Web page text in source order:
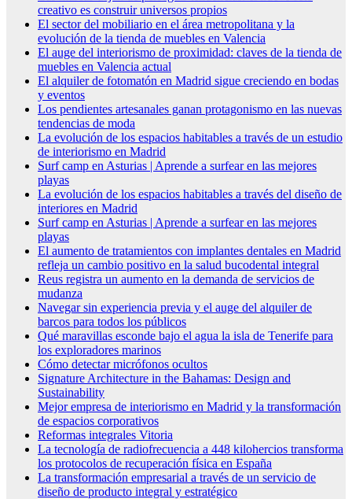
creativo es construir universos propios
El sector del mobiliario en el área metropolitana y la
evolución de la tienda de muebles en Valencia
El auge del interiorismo de proximidad: claves de la tienda de
muebles en Valencia actual
El alquiler de fotomatón en Madrid sigue creciendo en bodas
y eventos
Los pendientes artesanales ganan protagonismo en las nuevas
tendencias de moda
La evolución de los espacios habitables a través de un estudio
de interiorismo en Madrid
Surf camp en Asturias | Aprende a surfear en las mejores
playas
La evolución de los espacios habitables a través del diseño de
interiores en Madrid
Surf camp en Asturias | Aprende a surfear en las mejores
playas
El aumento de tratamientos con implantes dentales en Madrid
refleja un cambio positivo en la salud bucodental integral
Reus registra un aumento en la demanda de servicios de
mudanza
Navegar sin experiencia previa y el auge del alquiler de
barcos para todos los públicos
Qué maravillas esconde bajo el agua la isla de Tenerife para
los exploradores marinos
Cómo detectar micrófonos ocultos
Signature Architecture in the Bahamas: Design and
Sustainability
Mejor empresa de interiorismo en Madrid y la transformación
de espacios corporativos
Reformas integrales Vitoria
La tecnología de radiofrecuencia a 448 kilohercios transforma
los protocolos de recuperación física en España
La transformación empresarial a través de un servicio de
diseño de producto integral y estratégico